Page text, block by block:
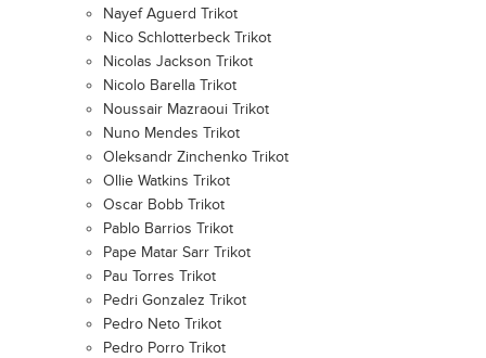
Nayef Aguerd Trikot
Nico Schlotterbeck Trikot
Nicolas Jackson Trikot
Nicolo Barella Trikot
Noussair Mazraoui Trikot
Nuno Mendes Trikot
Oleksandr Zinchenko Trikot
Ollie Watkins Trikot
Oscar Bobb Trikot
Pablo Barrios Trikot
Pape Matar Sarr Trikot
Pau Torres Trikot
Pedri Gonzalez Trikot
Pedro Neto Trikot
Pedro Porro Trikot